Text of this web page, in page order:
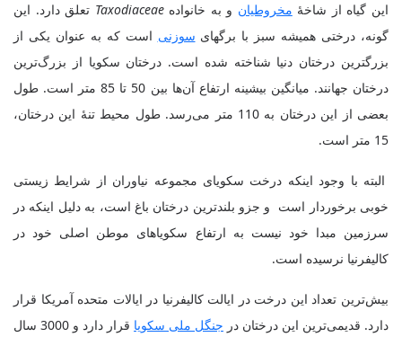
این گیاه از شاخهٔ مخروطیان و به خانوادهTaxodiaceae تعلق دارد. این
گونه، درختی همیشه سبز با برگهای سوزنی است که به عنوان یکی از
بزرگترین درختان دنیا شناخته شده است. درختان سکویا از بزرگ‌ترین
درختان جهانند. میانگین بیشینه ارتفاع آن‌ها بین 50 تا 85 متر است. طول
بعضی از این درختان به 110 متر می‌رسد. طول محیط تنهٔ این درختان،
15 متر است.
البته با وجود اینکه درخت سکویای مجموعه نیاوران از شرایط زیستی
خوبی برخوردار است و جزو بلندترین درختان باغ است، به دلیل اینکه در
سرزمین مبدا خود نیست به ارتفاع سکویاهای موطن اصلی خود در
کالیفرنیا نرسیده است.
بیش‌ترین تعداد این درخت در ایالت کالیفرنیا در ایالات متحده آمریکا قرار
دارد. قدیمی‌ترین این درختان در جنگل ملی سکویا
قرار دارد و 3000 سال